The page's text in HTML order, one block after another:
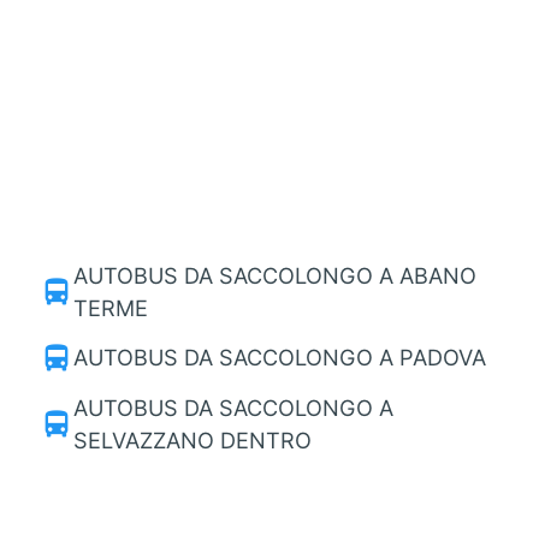
directions_bus AUTOBUS DA SACCOLONGO A ABANO
TERME
directions_bus AUTOBUS DA SACCOLONGO A PADOVA
directions_bus AUTOBUS DA SACCOLONGO A
SELVAZZANO DENTRO